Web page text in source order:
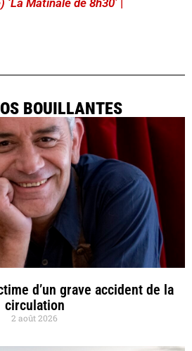
BOUILLANTES
d’un grave accident de la
circulation
2 août 2026